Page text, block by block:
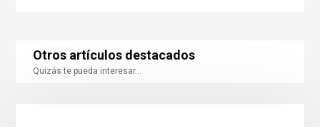
Otros artículos destacados
Quizás te pueda interesar...